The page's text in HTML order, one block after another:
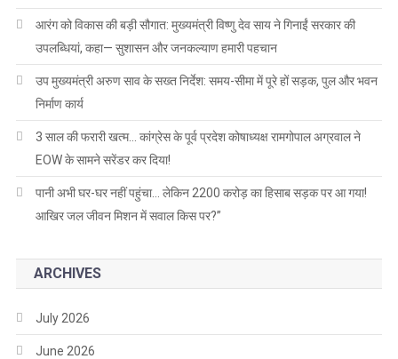
आरंग को विकास की बड़ी सौगात: मुख्यमंत्री विष्णु देव साय ने गिनाईं सरकार की
उपलब्धियां, कहा— सुशासन और जनकल्याण हमारी पहचान
उप मुख्यमंत्री अरुण साव के सख्त निर्देश: समय-सीमा में पूरे हों सड़क, पुल और भवन
निर्माण कार्य
3 साल की फरारी खत्म… कांग्रेस के पूर्व प्रदेश कोषाध्यक्ष रामगोपाल अग्रवाल ने
EOW के सामने सरेंडर कर दिया!
पानी अभी घर-घर नहीं पहुंचा… लेकिन 2200 करोड़ का हिसाब सड़क पर आ गया!
आखिर जल जीवन मिशन में सवाल किस पर?”
ARCHIVES
July 2026
June 2026